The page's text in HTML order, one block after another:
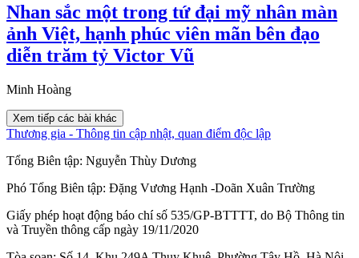
Nhan sắc một trong tứ đại mỹ nhân màn
ảnh Việt, hạnh phúc viên mãn bên đạo
diễn trăm tỷ Victor Vũ
Minh Hoàng
Xem tiếp các bài khác
Thương gia - Thông tin cập nhật, quan điểm độc lập
Tổng Biên tập: Nguyễn Thùy Dương
Phó Tổng Biên tập: Đặng Vương Hạnh -Doãn Xuân Trường
Giấy phép hoạt động báo chí số 535/GP-BTTTT, do Bộ Thông tin
và Truyền thông cấp ngày 19/11/2020